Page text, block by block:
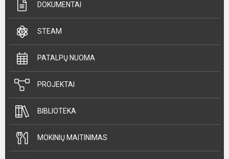
DOKUMENTAI
STEAM
PATALPŲ NUOMA
PROJEKTAI
BIBLIOTEKA
MOKINIŲ MAITINIMAS